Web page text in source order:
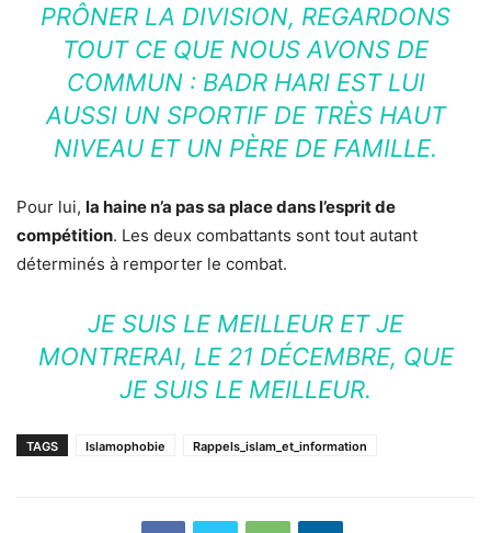
PRÔNER LA DIVISION, REGARDONS
TOUT CE QUE NOUS AVONS DE
COMMUN : BADR HARI EST LUI
AUSSI UN SPORTIF DE TRÈS HAUT
NIVEAU ET UN PÈRE DE FAMILLE.
Pour lui, la haine n’a pas sa place dans l’esprit de
compétition. Les deux combattants sont tout autant
déterminés à remporter le combat.
JE SUIS LE MEILLEUR ET JE
MONTRERAI, LE 21 DÉCEMBRE, QUE
JE SUIS LE MEILLEUR.
TAGS Islamophobie Rappels_islam_et_information